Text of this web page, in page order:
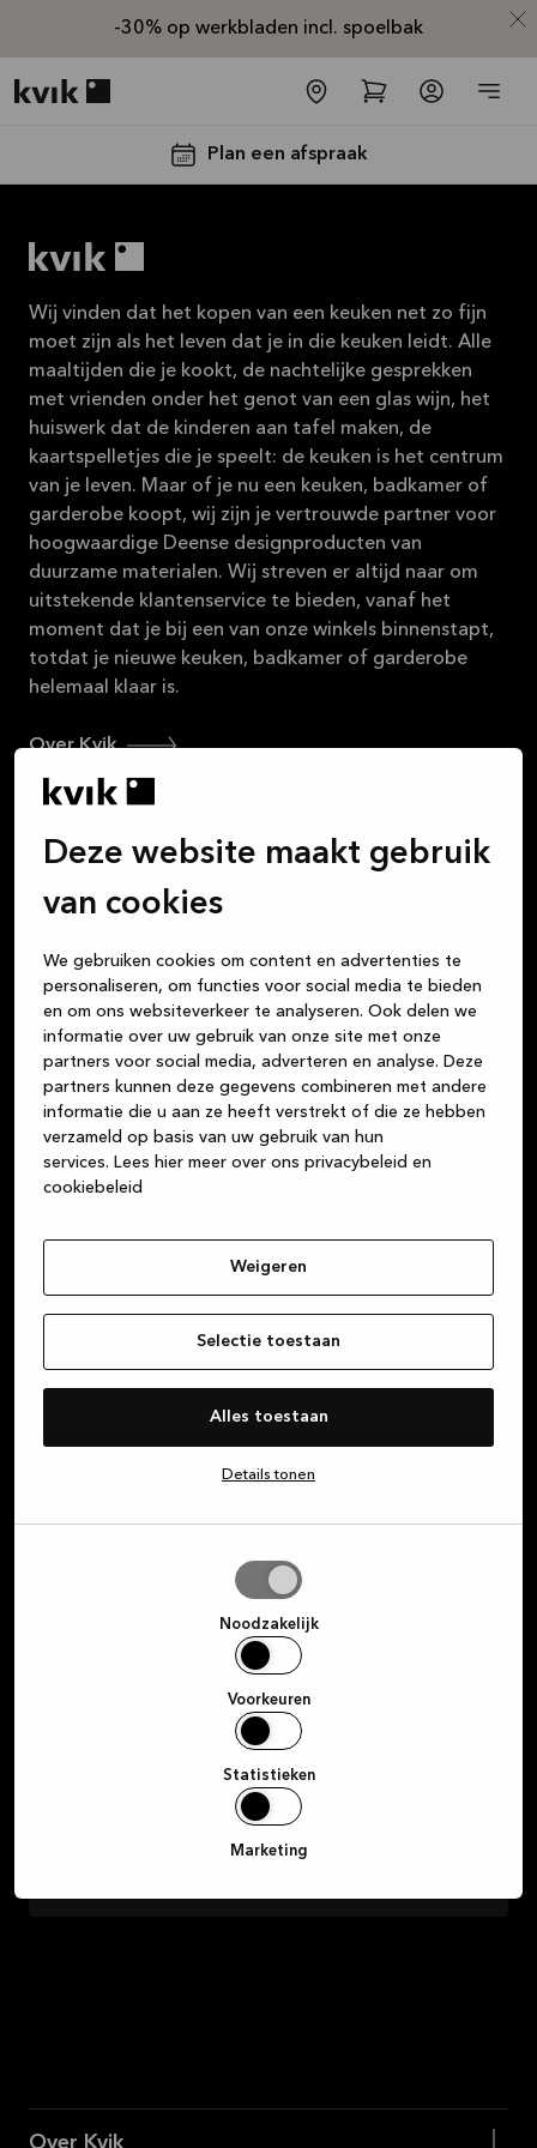
Deze website maakt gebruik
van cookies
We gebruiken cookies om content en advertenties te
personaliseren, om functies voor social media te bieden
en om ons websiteverkeer te analyseren. Ook delen we
informatie over uw gebruik van onze site met onze
partners voor social media, adverteren en analyse. Deze
partners kunnen deze gegevens combineren met andere
informatie die u aan ze heeft verstrekt of die ze hebben
verzameld op basis van uw gebruik van hun
services. Lees hier meer over ons privacybeleid en
cookiebeleid
Weigeren
Selectie toestaan
Alles toestaan
Details tonen
Noodzakelijk
Voorkeuren
Statistieken
Marketing
-30% op werkbladen incl. spoelbak
Plan een afspraak
-30% op alle
werkbladen
incl. spoelbak
en kraan*
Aanbieding is geldig tot
16-08-2026
Bekijk
aanbieding
Wij vinden dat het kopen van een keuken net zo fijn
moet zijn als het leven dat je in die keuken leidt. Alle
maaltijden die je kookt, de nachtelijke gesprekken
met vrienden onder het genot van een glas wijn, het
huiswerk dat de kinderen aan tafel maken, de
kaartspelletjes die je speelt: de keuken is het centrum
van je leven. Maar of je nu een keuken, badkamer of
garderobe koopt, wij zijn je vertrouwde partner voor
hoogwaardige Deense designproducten van
duurzame materialen. Wij streven er altijd naar om
uitstekende klantenservice te bieden, vanaf het
moment dat je bij een van onze winkels binnenstapt,
totdat je nieuwe keuken, badkamer of garderobe
helemaal klaar is.
Over Kvik
Inloggen op MyKvik
Winkel zoeken
Meld je aan voor onze
exclusieve aanbiedingen
Schrijf je in voor onze nieuwsbrief om op de
Voornaam
Ik ga hierbij akkoord om marketing van Kvik te
ontvangen via e-mail, sms, Instagram en Facebook met
betrekking tot het productassortiment van Kvik.
Toestemming kan op elk moment worden ingetrokken
door op de link onderaan een ontvangen e-mail te
Aanmelden
Over Kvik